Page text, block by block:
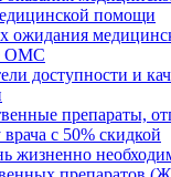
помощи
ожидания
ОМС
доступности и
препараты,
врача с 50% скидкой
жизненно